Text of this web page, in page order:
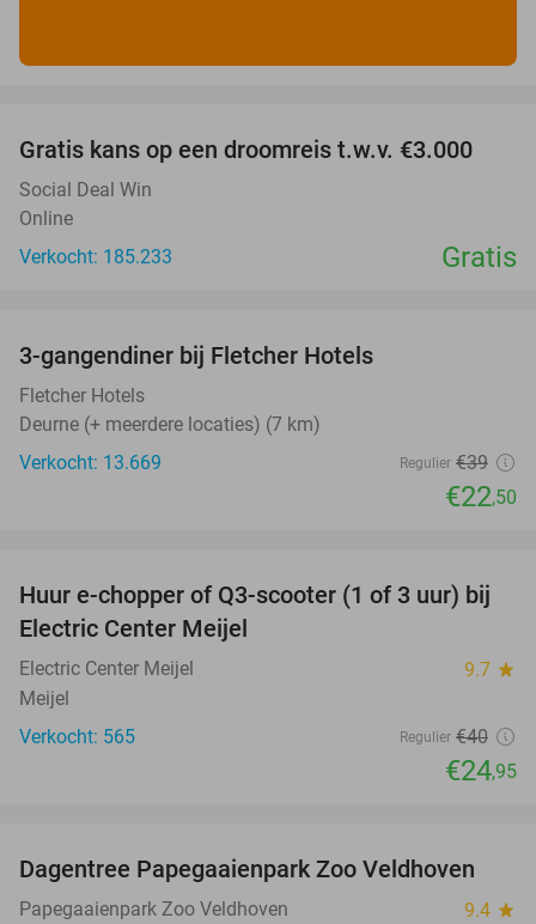
Gratis kans op een droomreis t.w.v. €3.000
Social Deal Win
Online
Verkocht: 185.233
Gratis
3-gangendiner bij Fletcher Hotels
Fletcher Hotels
Deurne (+ meerdere locaties) (7 km)
Verkocht: 13.669
Regulier €39
€22,50
38%
Huur e-chopper of Q3-scooter (1 of 3 uur) bij
Electric Center Meijel
Electric Center Meijel 9.7 star
Meijel
Verkocht: 565
Regulier €40
€24,95
26%
Dagentree Papegaaienpark Zoo Veldhoven
Papegaaienpark Zoo Veldhoven 9.4 star